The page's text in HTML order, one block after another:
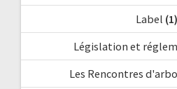
Label (1)
Législation et
Les Rencontres